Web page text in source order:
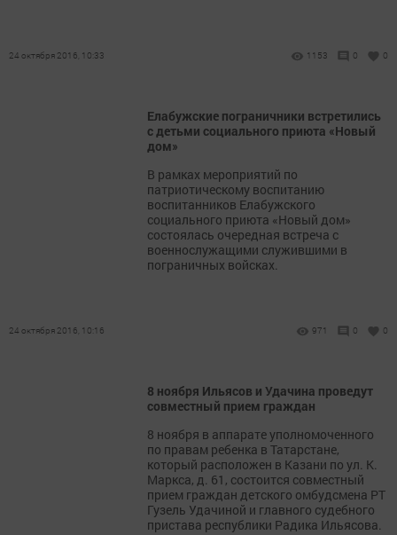
24 октября 2016, 10:33 1153 0 0
Елабужские пограничники встретились
с детьми социального приюта «Новый
дом»
В рамках мероприятий по
патриотическому воспитанию
воспитанников Елабужского
социального приюта «Новый дом»
состоялась очередная встреча с
военнослужащими служившими в
пограничных войсках.
24 октября 2016, 10:16 971 0 0
8 ноября Ильясов и Удачина проведут
совместный прием граждан
8 ноября в аппарате уполномоченного
по правам ребенка в Татарстане,
который расположен в Казани по ул. К.
Маркса, д. 61, состоится совместный
прием граждан детского омбудсмена РТ
Гузель Удачиной и главного судебного
пристава республики Радика Ильясова.